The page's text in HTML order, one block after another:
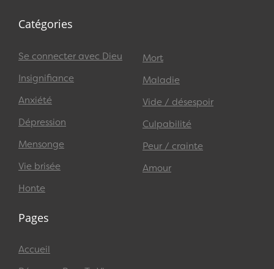
Catégories
Se connecter avec Dieu
Insignifiance
Anxiété
Dépression
Mensonge
Vie brisée
Honte
Mort
Maladie
Vide / désespoir
Culpabilité
Peur / crainte
Amour
Pages
Accueil